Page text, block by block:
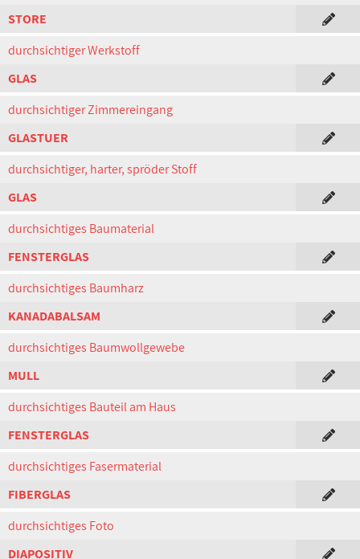
STORE
durchsichtiger Werkstoff
GLAS
durchsichtiger Zimmereingang
GLASTUER
durchsichtiger, harter, spröder Stoff
GLAS
durchsichtiges Baumaterial
FENSTERGLAS
durchsichtiges Baumharz
KANADABALSAM
durchsichtiges Baumwollgewebe
MULL
durchsichtiges Bauteil am Haus
FENSTERGLAS
durchsichtiges Fasermaterial
FIBERGLAS
durchsichtiges Foto
DIAPOSITIV